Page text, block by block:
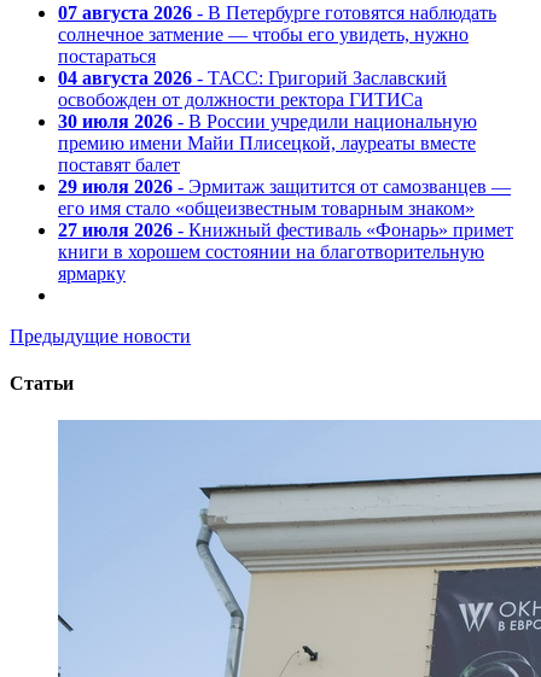
07 августа 2026 - В Петербурге готовятся наблюдать
солнечное затмение — чтобы его увидеть, нужно
постараться
04 августа 2026 - ТАСС: Григорий Заславский
освобожден от должности ректора ГИТИСа
30 июля 2026 - В России учредили национальную
премию имени Майи Плисецкой, лауреаты вместе
поставят балет
29 июля 2026 - Эрмитаж защитится от самозванцев —
его имя стало «общеизвестным товарным знаком»
27 июля 2026 - Книжный фестиваль «Фонарь» примет
книги в хорошем состоянии на благотворительную
ярмарку
Предыдущие новости
Статьи